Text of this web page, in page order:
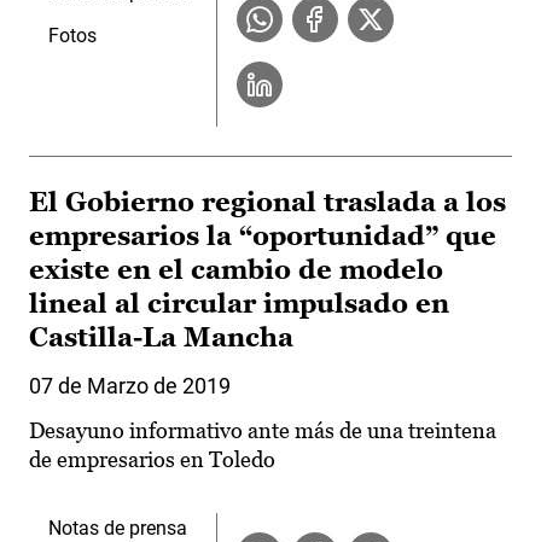
Fotos
El Gobierno regional traslada a los
empresarios la “oportunidad” que
existe en el cambio de modelo
lineal al circular impulsado en
Castilla-La Mancha
07 de Marzo de 2019
Desayuno informativo ante más de una treintena
de empresarios en Toledo
Notas de prensa